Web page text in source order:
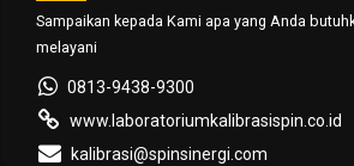
Sampaikan kepada Kami apa yang Anda
melayani
0813-9438-9300
www.laboratoriumkalibrasispin.co.id
kalibrasi@spinsinergi.com